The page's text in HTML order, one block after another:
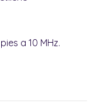
a 10 MHz.